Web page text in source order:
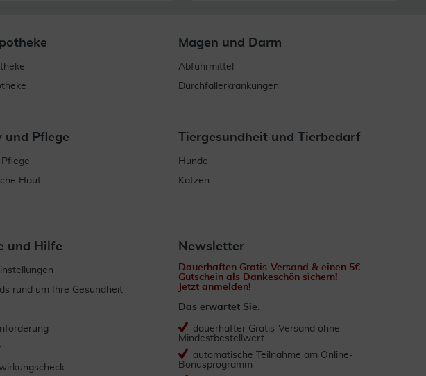
Magen und Darm
Abführmittel
Durchfallerkrankungen
und Pflege
Haut
Tiergesundheit und Tierbedarf
Hunde
Katzen
und Hilfe
rund um Ihre Gesundheit
Newsletter
Dauerhaften Gratis-Versand & einen 5€
Gutschein als Dankeschön sichern!
Jetzt anmelden!
Das erwartet Sie:
dauerhafter Gratis-Versand ohne
Mindestbestellwert
automatische Teilnahme am Online-
Bonusprogramm